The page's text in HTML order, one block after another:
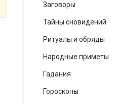
Заговоры
Тайны сновидений
Ритуалы и обряды
Народные приметы
Гадания
Гороскопы